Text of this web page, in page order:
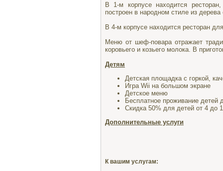
В 1-м корпусе находится
построен в народном стиле из
В 4-м корпусе находится ресторан
Меню от шеф-повара отражает
коровьего и козьего молока. В
Детям
Детская площадка с горкой,
Игра Wii на большом экране
Детское меню
Бесплатное проживание детей
Скидка 50% для детей от 4 до
Дополнительные услуги
К вашим услугам: